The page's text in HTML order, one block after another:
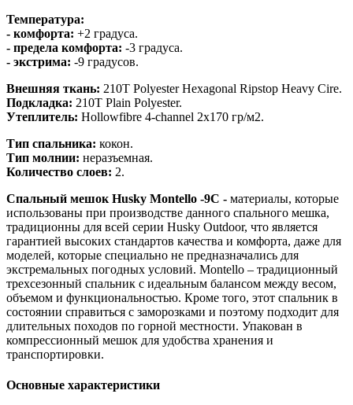
Температура:
- комфорта: +2 градуса.
- предела комфорта: -3 градуса.
- экстрима: -9 градусов.
Внешняя ткань: 210Т Polyester Hexagonal Ripstop Heavy Cire.
Подкладка: 210Т Plain Polyester.
Утеплитель: Hollowfibre 4-channel 2x170 гр/м2.
Тип спальника: кокон.
Тип молнии: неразъемная.
Количество слоев: 2.
Спальный мешок Husky Montello -9C - материалы, которые
использованы при производстве данного спального мешка,
традиционны для всей серии Husky Outdoor, что является
гарантией высоких стандартов качества и комфорта, даже для
моделей, которые специально не предназначались для
экстремальных погодных условий. Montello – традиционный
трехсезонный спальник с идеальным балансом между весом,
объемом и функциональностью. Кроме того, этот спальник в
состоянии справиться с заморозками и поэтому подходит для
длительных походов по горной местности. Упакован в
компрессионный мешок для удобства хранения и
транспортировки.
Основные характеристики